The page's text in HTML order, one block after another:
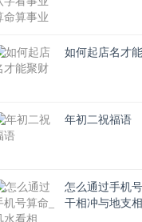
如何起店名才
年初二祝福语
怎么通过手机
干相冲与地支